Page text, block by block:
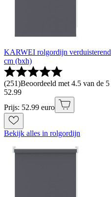
KARWEI rolgordijn
cm (bxh)
(251)Beoordeeld met 4.5 van de
52.99
Prijs: 52.99 euro
Bekijk alles in rolgordijn